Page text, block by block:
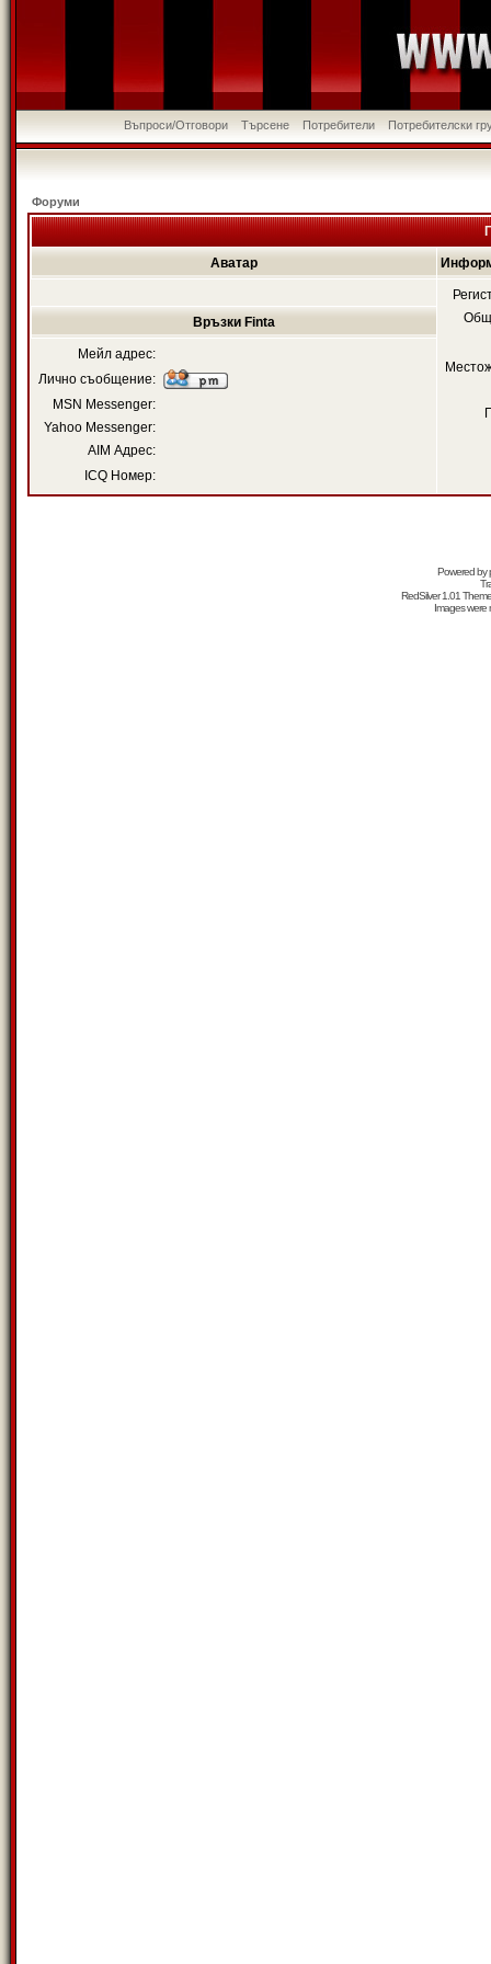
Въпроси/Отговори Търсене Потребители Потребителски
Форуми
Аватар
Връзки Finta
Мейл адрес:
Лично съобщение:
MSN Messenger:
Yahoo Messenger:
AIM Адрес:
ICQ Номер:
Powered by
RedSilver 1.01
Images were